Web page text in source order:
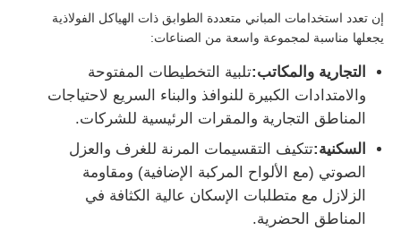
المنتجات
حول بنا
جولة في المعمل
ضبط الجودة
إن تعدد استخدامات المباني متعددة الطوابق ذات الهياكل الفولاذية
يجعلها مناسبة لمجموعة واسعة من الصناعات:
التجارية والمكاتب:تلبية التخطيطات المفتوحة
والامتدادات الكبيرة للنوافذ والبناء السريع لاحتياجات
المناطق التجارية والمقرات الرئيسية للشركات.
السكنية:تتكيف التقسيمات المرنة للغرف والعزل
الصوتي (مع الألواح المركبة الإضافية) ومقاومة
الزلازل مع متطلبات الإسكان عالية الكثافة في
المناطق الحضرية.